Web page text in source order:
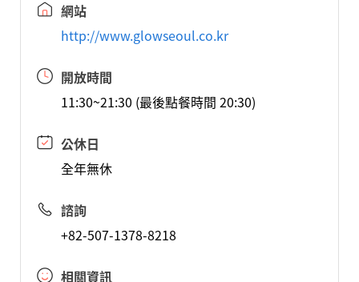
網站
http://www.glowseoul.co.kr
開放時間
11:30~21:30 (最後點餐時間 20:30)
公休日
全年無休
諮詢
+82-507-1378-8218
相關資訊